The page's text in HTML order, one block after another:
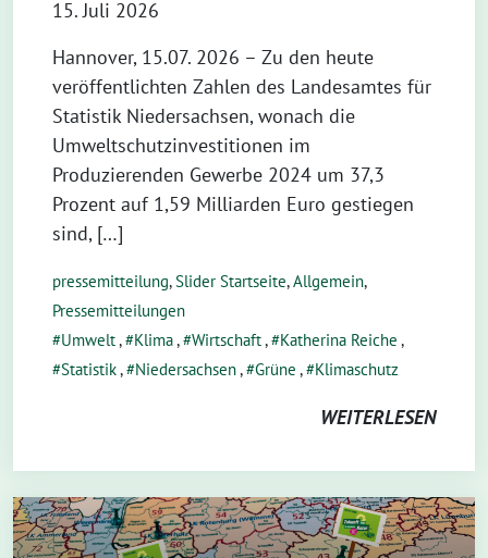
15. Juli 2026
Hannover, 15.07. 2026 – Zu den heute
veröffentlichten Zahlen des Landesamtes für
Statistik Niedersachsen, wonach die
Umweltschutzinvestitionen im
Produzierenden Gewerbe 2024 um 37,3
Prozent auf 1,59 Milliarden Euro gestiegen
sind, […]
pressemitteilung,Slider Startseite,Allgemein,
Pressemitteilungen
Umwelt, Klima, Wirtschaft, Katherina Reiche ,
Statistik, Niedersachsen, Grüne , Klimaschutz
WEITERLESEN